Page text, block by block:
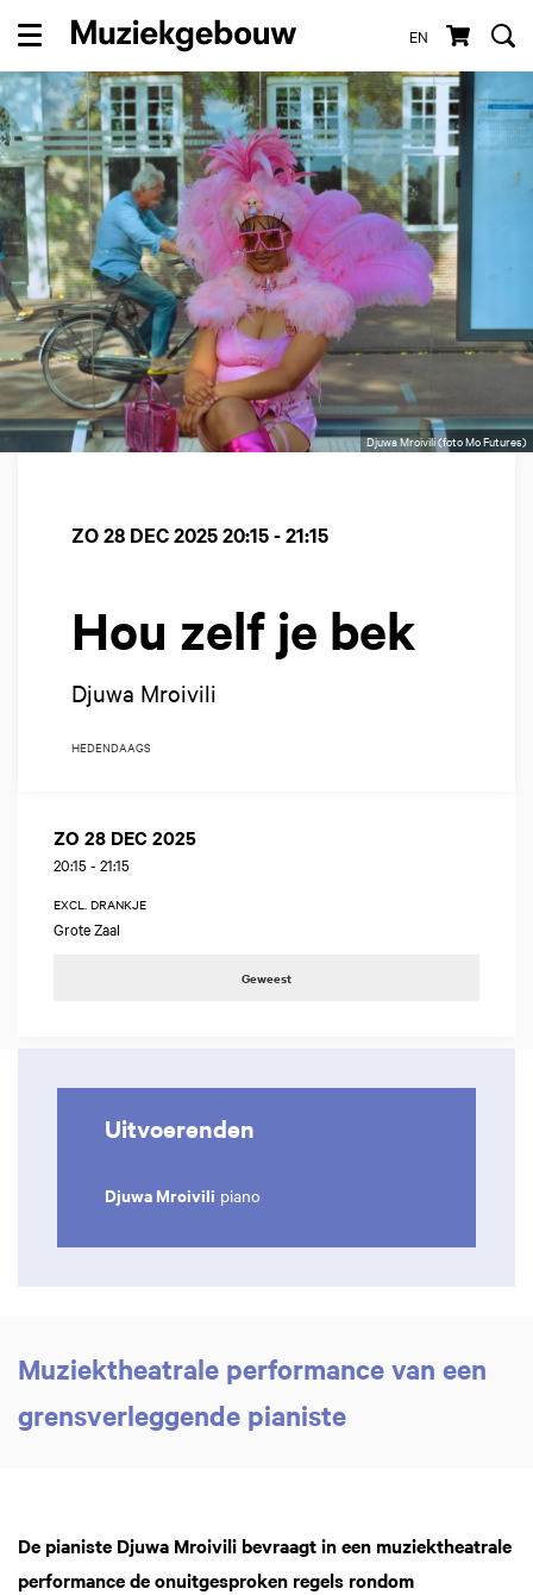
EN
Menu
Djuwa Mroivili (foto Mo Futures)
Hou zelf je bek
Djuwa Mroivili
ZO 28 DEC 202520:15 - 21:15
HEDENDAAGS
ZO 28 DEC 2025
20:15 - 21:15
EXCL. DRANKJE
Grote Zaal
Geweest
Uitvoerenden
Djuwa Mroivili piano
Muziektheatrale performance van een
grensverleggende pianiste
De pianiste Djuwa Mroivili bevraagt in een muziektheatrale
performance de onuitgesproken regels rondom